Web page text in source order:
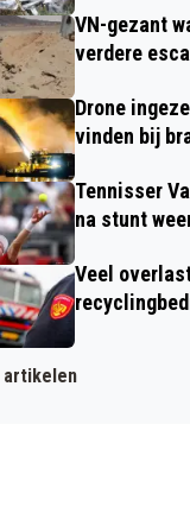
VN-gezant
verdere
Drone
vinden bij
Tennisser
na stunt
Veel
artikelen